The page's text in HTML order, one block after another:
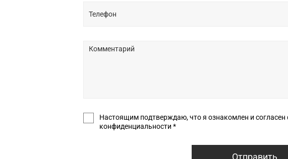
Настоящим подтверждаю, что я ознакомлен и согласен с условиями
конфиденциальности *